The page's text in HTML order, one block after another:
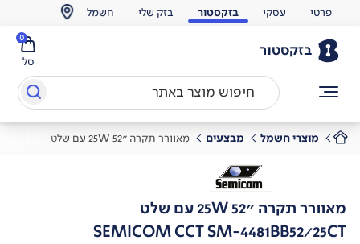
פרטי עסקי בזקסטור בזק שלי חשמל
בזקסטור
סל
0
מוצרי חשמל מבצעים מאוורר תקרה "25W 52 עם שלט
מאוורר תקרה "25W 52 עם שלט
SEMICOM CCT SM-4481BB52/25CT